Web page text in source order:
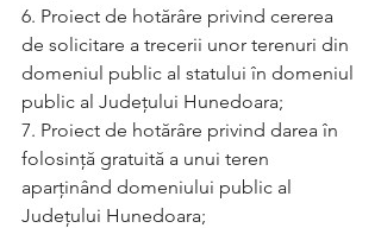
6. Proiect de hotărâre privind cererea
de solicitare a trecerii unor terenuri din
domeniul public al statului în domeniul
public al Județului Hunedoara;
7. Proiect de hotărâre privind darea în
folosință gratuită a unui teren
aparținând domeniului public al
Județului Hunedoara;